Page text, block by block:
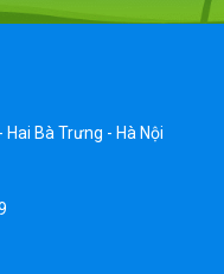
BJQ-M03
BPD-702
Bà Trưng - Hà Nội